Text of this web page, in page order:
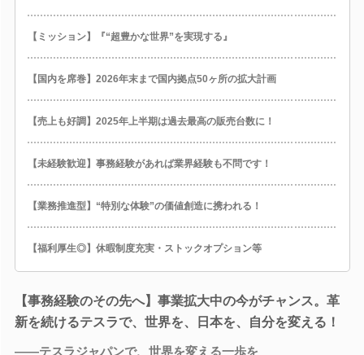
【ミッション】『“超豊かな世界”を実現する』
【国内を席巻】2026年末まで国内拠点50ヶ所の拡大計画
【売上も好調】2025年上半期は過去最高の販売台数に！
【未経験歓迎】事務経験があれば業界経験も不問です！
【業務推進型】“特別な体験”の価値創造に携われる！
【福利厚生◎】休暇制度充実・ストックオプション等
【事務経験のその先へ】事業拡大中の今がチャンス。革
新を続けるテスラで、世界を、日本を、自分を変える！
――テスラジャパンで、世界を変える一歩を